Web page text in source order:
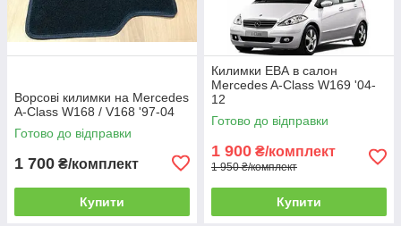
Ворсові килимки на Mercedes
A-Class W168 / V168 '97-04
Готово до відправки
1 700 ₴/комплект
Купити
Килимки ЕВА в салон
Mercedes A-Class W169 '04-
12
Готово до відправки
1 900 ₴/комплект
1 950 ₴/комплект
Купити